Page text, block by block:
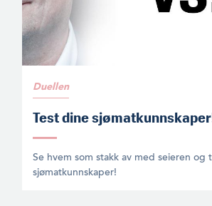
Duellen
Test dine
Se hvem som stakk av med seieren og
sjømatkunnskaper!